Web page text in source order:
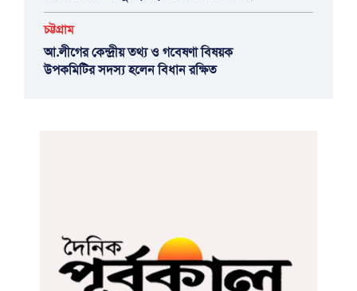
চট্টগ্রাম
আ.লীগের কেন্দ্রীয় তথ্য ও গবেষণা বিষয়ক
উপকমিটির সদস্য হলেন বিধান রক্ষিত